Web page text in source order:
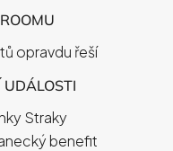
opravdu řeší
Straky
benefit